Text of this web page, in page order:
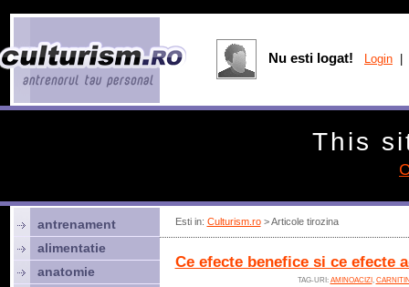
Esti in: Culturism.ro> Articole tirozina
Ce efecte benefice si ce efecte
TAG-URI: AMINOACIZI ,
antrenament
alimentatie
anatomie
Nu esti logat! Login
This